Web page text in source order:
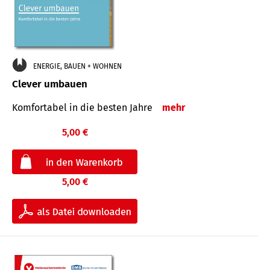
ENERGIE, BAUEN + WOHNEN
Clever umbauen
Komfortabel in die besten Jahre mehr
5,00 €
5,00 €